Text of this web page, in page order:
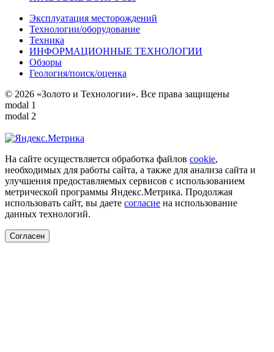
Эксплуатация месторождений
Технологии/оборудование
Техника
ИНФОРМАЦИОННЫЕ ТЕХНОЛОГИИ
Обзоры
Геология/поиск/оценка
© 2026 «Золото и Технологии». Все права защищены
modal 1
modal 2
На сайте осуществляется обработка файлов cookie,
необходимых для работы сайта, а также для анализа сайта и
улучшения предоставляемых сервисов с использованием
метрической программы Яндекс.Метрика. Продолжая
использовать сайт, вы даете согласие на использование
данных технологий.
Согласен